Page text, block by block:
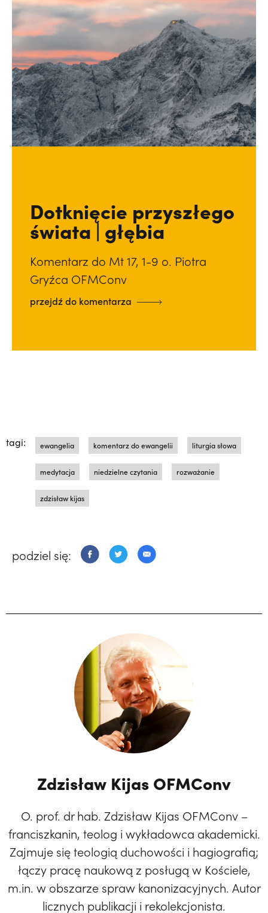
Dotknięcie przyszłego
świata | głębia
Komentarz do Mt 17, 1-9 o. Piotra
Gryźca OFMConv
przejdź do komentarza
tagi: ewangelia komentarz do ewangelii liturgia słowa
medytacja niedzielne czytania rozważanie
zdzisław kijas
podziel się:
Zdzisław Kijas OFMConv
O. prof. dr hab. Zdzisław Kijas OFMConv –
franciszkanin, teolog i wykładowca akademicki.
Zajmuje się teologią duchowości i hagiografią;
łączy pracę naukową z posługą w Kościele,
m.in. w obszarze spraw kanonizacyjnych. Autor
licznych publikacji i rekolekcjonista.